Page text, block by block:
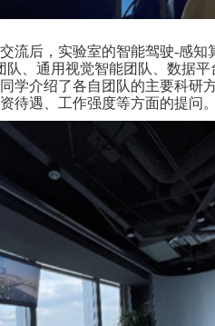
流后，实验室的智能驾驶-感
队、通用视觉智能团队、数据
学介绍了各自团队的主要科研
待遇、工作强度等方面的提问